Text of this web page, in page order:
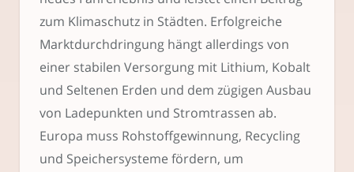
zum Klimaschutz in Städten. Erfolgreiche
Marktdurchdringung hängt allerdings von
einer stabilen Versorgung mit Lithium, Kobalt
und Seltenen Erden und dem zügigen Ausbau
von Ladepunkten und Stromtrassen ab.
Europa muss Rohstoffgewinnung, Recycling
und Speichersysteme fördern, um